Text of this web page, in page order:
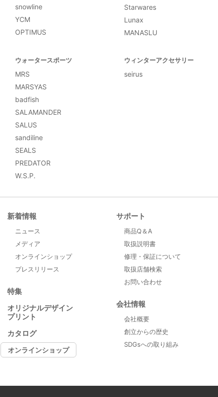
新着情報
ニュース
メディア
オンラインショップ
プレスリリース
特集
オリジナルデザイン
プリント
カタログ
オンラインショップ
サポート
商品Q＆A
取扱説明書
修理・保証について
取扱店舗検索
お問い合わせ
会社情報
会社概要
創立からの歴史
SDGsへの取り組み
snowline
YCM
OPTIMUS
Starwares
Lunax
MANASLU
ウォータースポーツ
MRS
MARSYAS
badfish
SALAMANDER
SALUS
sandiline
SEALS
PREDATOR
W.S.P.
ウィンターアクセサリー
seirus